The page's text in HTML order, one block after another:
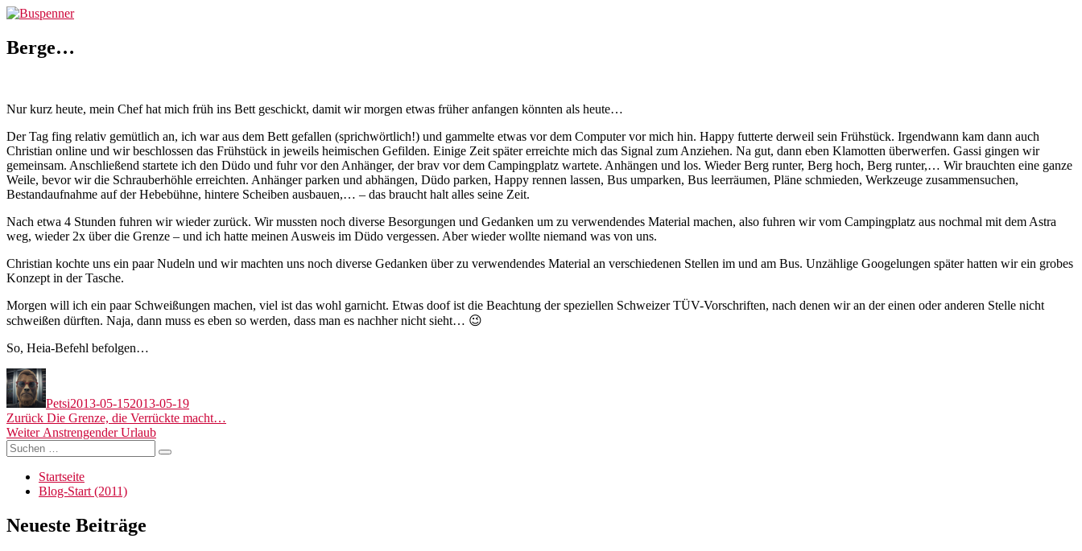
Zum
springen
Berge…
Nur kurz heute, mein Chef hat mich früh ins Bett geschickt, damit wir morgen etwas früher anfangen könnten als heute…
Der Tag fing relativ gemütlich an, ich war aus dem Bett gefallen (sprichwörtlich!) und gammelte etwas vor dem Computer vor mich hin. Happy futterte derweil sein Frühstück. Irgendwann kam dann auch
Christian online und wir beschlossen das Frühstück in jeweils heimischen Gefilden. Einige Zeit später erreichte mich das Signal zum Anziehen. Na gut, dann eben Klamotten überwerfen. Gassi gingen wir
gemeinsam. Anschließend startete ich den Düdo und fuhr vor den Anhänger, der brav vor dem Campingplatz wartete. Anhängen und los. Wieder Berg runter, Berg hoch, Berg runter,… Wir brauchten eine ganze
Weile, bevor wir die Schrauberhöhle erreichten. Anhänger parken und abhängen, Düdo parken, Happy rennen lassen, Bus umparken, Bus leerräumen, Pläne schmieden, Werkzeuge zusammensuchen,
Bestandaufnahme auf der Hebebühne, hintere Scheiben ausbauen,… – das braucht halt alles seine Zeit.
Nach etwa 4 Stunden fuhren wir wieder zurück. Wir mussten noch diverse Besorgungen und Gedanken um zu verwendendes Material machen, also fuhren wir vom Campingplatz aus nochmal mit dem Astra
weg, wieder 2x über die Grenze – und ich hatte meinen Ausweis im Düdo vergessen. Aber wieder wollte niemand was von uns.
Christian kochte uns ein paar Nudeln und wir machten uns noch diverse Gedanken über zu verwendendes Material an verschiedenen Stellen im und am Bus. Unzählige Googelungen später hatten wir ein grobes
Konzept in der Tasche.
Morgen will ich ein paar Schweißungen machen, viel ist das wohl garnicht. Etwas doof ist die Beachtung der speziellen Schweizer TÜV-Vorschriften, nach denen wir an der einen oder anderen Stelle nicht
schweißen dürften. Naja, dann muss es eben so werden, dass man es nachher nicht sieht… 😉
So, Heia-Befehl befolgen…
Autor
Petsi2013-05-152013-05-19
Beitragsnavigation
Zurück Vorheriger
Beitrag:
Die Grenze, die Verrückte macht…
Weiter Nächster
Beitrag:
Anstrengender Urlaub
Suchen
nach:
Suchen
Startseite
Blog-Start (2011)
Neueste Beiträge